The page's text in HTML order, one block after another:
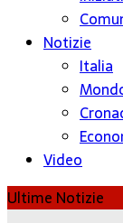
Notizie
Italia
Video
Ultime Notizie